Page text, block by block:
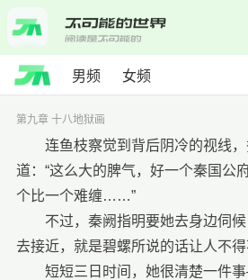
男频 女频
第九章 十八地狱画
连鱼枝察觉到背后阴冷的视线
道：“这么大的脾气，好一个秦国公
个比一个难缠……”
不过，秦阙指明要她去身边伺
去接近，就是碧螺所说的话让人不得
短短三日时间，她很清楚一件